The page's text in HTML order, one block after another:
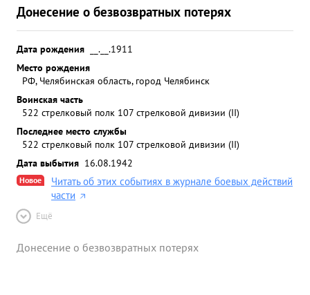
Донесение о безвозвратных потерях
Дата рождения
__.__.1911
Место рождения
РФ, Челябинская область, город Челябинск
Воинская часть
522 стрелковый полк 107 стрелковой дивизии (II)
Последнее место службы
522 стрелковый полк 107 стрелковой дивизии (II)
Дата выбытия 16.08.1942
Новое
Читать об этих событиях в журнале боевых действий
части
Ещё
Донесение о безвозвратных потерях